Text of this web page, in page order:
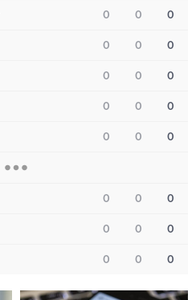
0 0 0
0 0 0
0 0 0
0 0 0
0 0 0
0 0 0
0 0 0
0 0 0